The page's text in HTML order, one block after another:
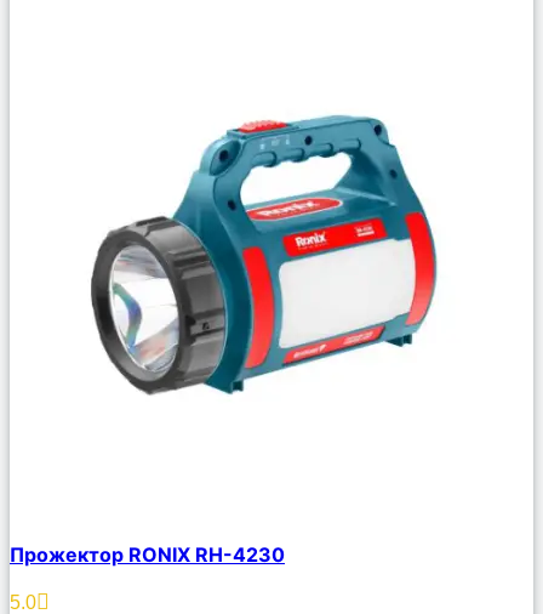
Описание
Избранное
Прожектор RONIX RH-4230
5.0